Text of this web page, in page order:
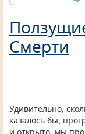
Смерти
Удивительно,
казалось бы,